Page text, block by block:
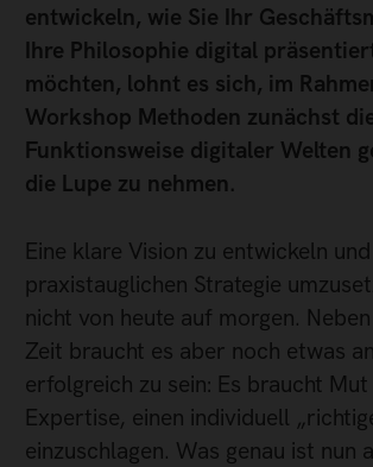
entwickeln, wie Sie Ihr
Ihre Philosophie digital
möchten, lohnt es sich, im
Workshop Methoden zunächst
Funktionsweise digitaler Welten
die Lupe zu nehmen.
Eine klare Vision zu entwickeln
praxistauglichen Strategie
nicht von heute auf morgen.
Zeit braucht es aber noch etwas
erfolgreich zu sein: Es braucht Mut
Expertise, einen individuell
einzuschlagen. Was genau ist nun